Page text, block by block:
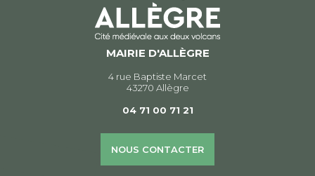
MAIRIE D'ALLÈGRE
4 rue Baptiste Marcet
43270 Allègre
04 71 00 71 21
NOUS CONTACTER